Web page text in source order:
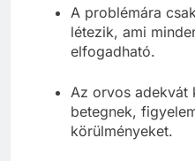
A problémára
létezik, ami
elfogadható.
Az orvos adekvát
betegnek,
körülményeket.